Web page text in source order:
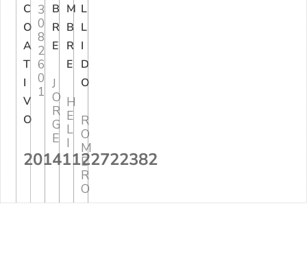
C
O
A
T
I
V
O
20141122722382
3
0
8
2
6
0
1
B
R
E
J
O
R
G
E
M
B
R
E
H
E
L
I
L
L
I
D
O
R
O
M
E
R
O